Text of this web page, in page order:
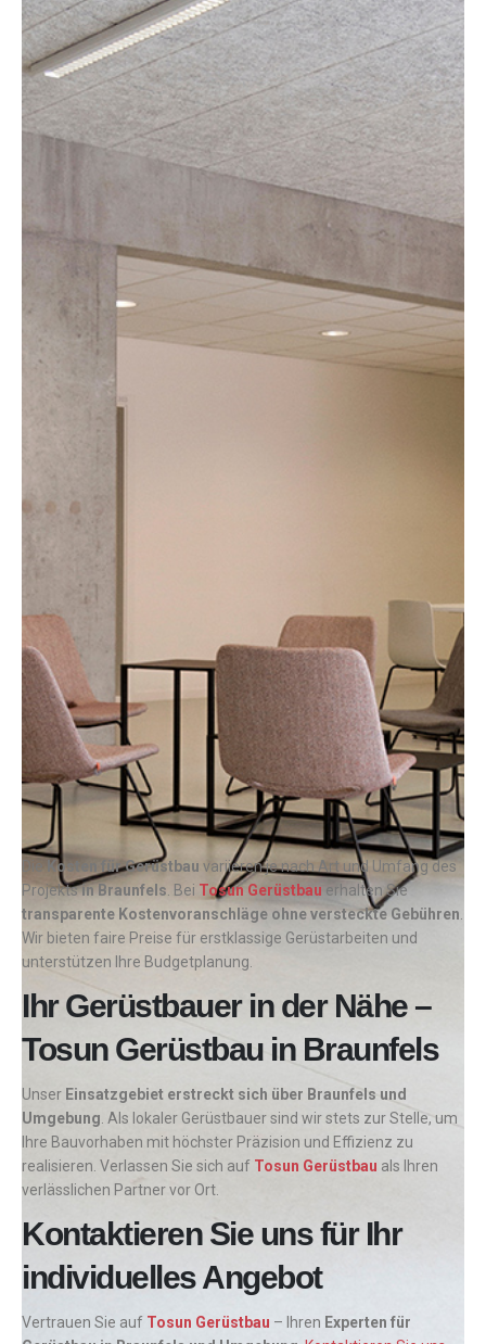
Kosten für Gerüstbau variieren je nach Art und Umfang des
Projektsin Braunfels . Bei Tosun Gerüstbau erhalten Sie
transparente Kostenvoranschläge ohne versteckte Gebühren
Wir bieten faire Preise für erstklassige Gerüstarbeiten und
unterstützen Ihre Budgetplanung.
Ihr Gerüstbauer in der Nähe –
Tosun Gerüstbau in Braunfels
Unser Einsatzgebiet erstreckt sich über Braunfels und
Umgebung . Als lokaler Gerüstbauer sind wir stets zur Stelle, um
Ihre Bauvorhaben mit höchster Präzision und Effizienz zu
realisieren. Verlassen Sie sich auf Tosun Gerüstbau als Ihren
verlässlichen Partner vor Ort.
Kontaktieren Sie uns für Ihr
individuelles Angebot
Vertrauen Sie auf Tosun Gerüstbau – Ihren Experten für